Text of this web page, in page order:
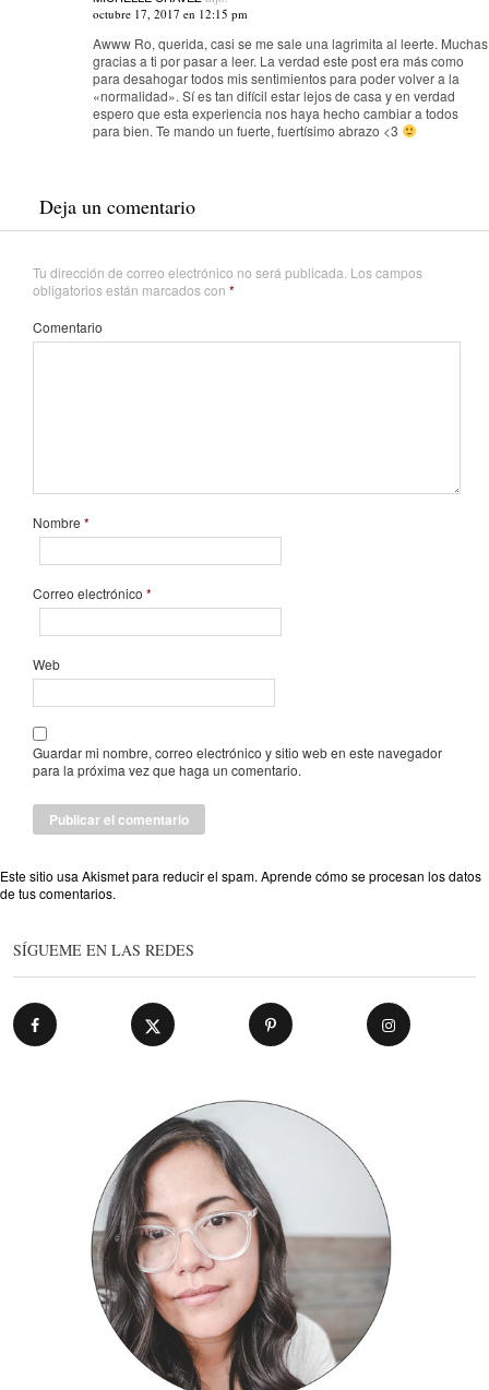
octubre 17, 2017 en 12:15 pm
Awww Ro, querida, casi se me sale una lagrimita al leerte. Muchas
gracias a ti por pasar a leer. La verdad este post era más como
para desahogar todos mis sentimientos para poder volver a la
«normalidad». Sí es tan difícil estar lejos de casa y en verdad
espero que esta experiencia nos haya hecho cambiar a todos
para bien. Te mando un fuerte, fuertísimo abrazo <3
Deja un comentario
Tu dirección de correo electrónico no será publicada. Los campos
obligatorios están marcados con *
Comentario
Nombre *
Correo electrónico *
Web
Guardar mi nombre, correo electrónico y sitio web en este navegador
para la próxima vez que haga un comentario.
Este sitio usa Akismet para reducir el spam. Aprende cómo se procesan los datos
de tus comentarios.
SÍGUEME EN LAS REDES